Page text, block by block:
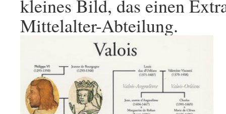
kleines Bild, das einen
Mittelalter-Abteilung.